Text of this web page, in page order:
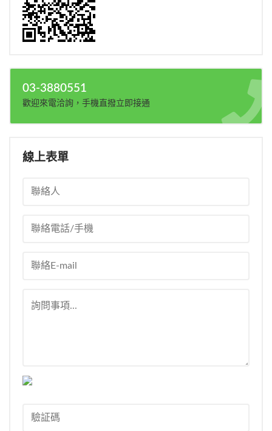
03-3880551
歡迎來電洽詢，手機直撥立即接通
線上表單